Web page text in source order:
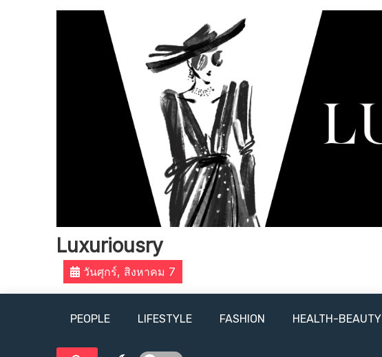
Luxuriousry
วันศุกร์, สิงหาคม 7
PEOPLE LIFESTYLE​ FASHION HEALTH-BEAUTY